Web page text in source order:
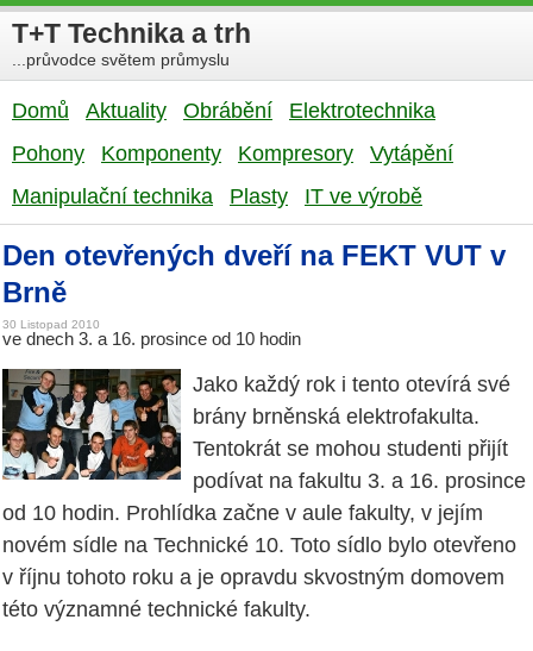
T+T Technika a trh
...průvodce světem průmyslu
Domů Aktuality Obrábění
Elektrotechnika
Pohony
Komponenty Kompresory
Vytápění
Manipulační technika
Plasty IT ve výrobě
Den otevřených dveří na FEKT VUT v
Brně
30 Listopad 2010
ve dnech 3. a 16. prosince od 10 hodin
Jako každý rok i tento otevírá své
brány brněnská elektrofakulta.
Tentokrát se mohou studenti přijít
podívat na fakultu 3. a 16. prosince
od 10 hodin. Prohlídka začne v aule fakulty, v jejím
novém sídle na Technické 10. Toto sídlo bylo otevřeno
v říjnu tohoto roku a je opravdu skvostným domovem
této významné technické fakulty.